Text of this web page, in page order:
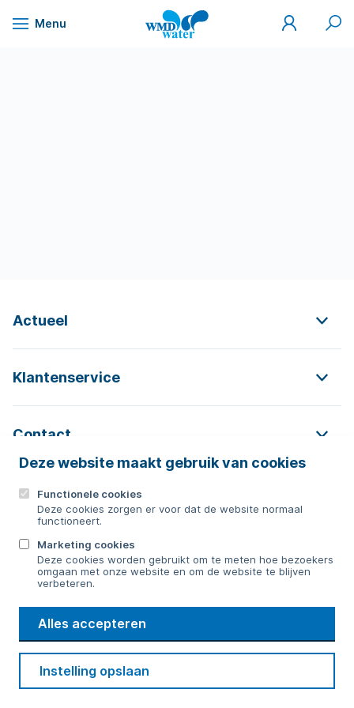
Naar
Deze website maakt gebruik van cookies
Functionele cookies
Deze cookies zorgen er voor dat de website normaal
functioneert.
Marketing cookies
Deze cookies worden gebruikt om te meten hoe bezoekers
omgaan met onze website en om de website te blijven
verbeteren.
Alles accepteren
Instelling opslaan
Menu
WMD
Drinkwater
Mijn
WMD
Zoek
Actueel
Klantenservice
Contact
Contact
Bericht sturen
WMD
Drinkwater
Cookie voorkeuren
Privacy Disclaimer